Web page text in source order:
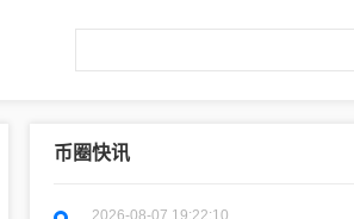
币圈快讯
2026-08-07 19:22:10